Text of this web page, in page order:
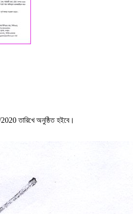
তারিখে ‍অনুষ্ঠিত হইবে।